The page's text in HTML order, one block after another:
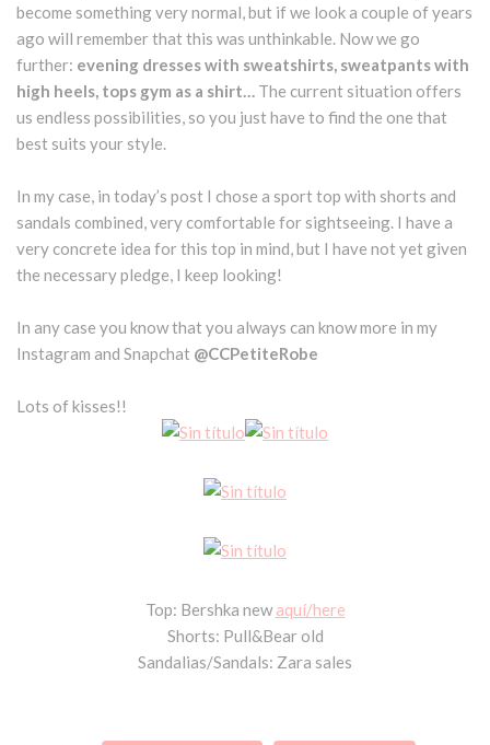
become something very normal, but if we look a couple of years
ago will remember that this was unthinkable. Now we go
further: evening dresses with sweatshirts, sweatpants with
high heels, tops gym as a shirt… The current situation offers
us endless possibilities, so you just have to find the one that
best suits your style.
In my case, in today’s post I chose a sport top with shorts and
sandals combined, very comfortable for sightseeing. I have a
very concrete idea for this top in mind, but I have not yet given
the necessary pledge, I keep looking!
In any case you know that you always can know more in my
Instagram and Snapchat @CCPetiteRobe
Lots of kisses!!
Top: Bershka newaquí/here
Shorts: Pull&Bear old
Sandalias/Sandals: Zara sales